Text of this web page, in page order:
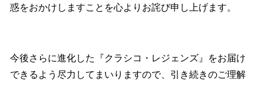
惑をおかけしますことを心よりお詫び申し上げます。
今後さらに進化した『クラシコ・レジェンズ』をお届け
できるよう尽力してまいりますので、引き続きのご理解